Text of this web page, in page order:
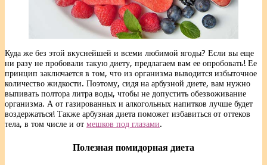
Куда же без этой вкуснейшей и всеми любимой ягоды? Если вы еще
ни разу не пробовали такую диету, предлагаем вам ее опробовать! Ее
принцип заключается в том, что из организма выводится избыточное
количество жидкости. Поэтому, сидя на арбузной диете, вам нужно
выпивать полтора литра воды, чтобы не допустить обезвоживание
организма. А от газированных и алкогольных напитков лучше будет
воздержаться! Также арбузная диета поможет избавиться от оттеков
тела, в том числе и от мешков под глазами.
Полезная помидорная диета